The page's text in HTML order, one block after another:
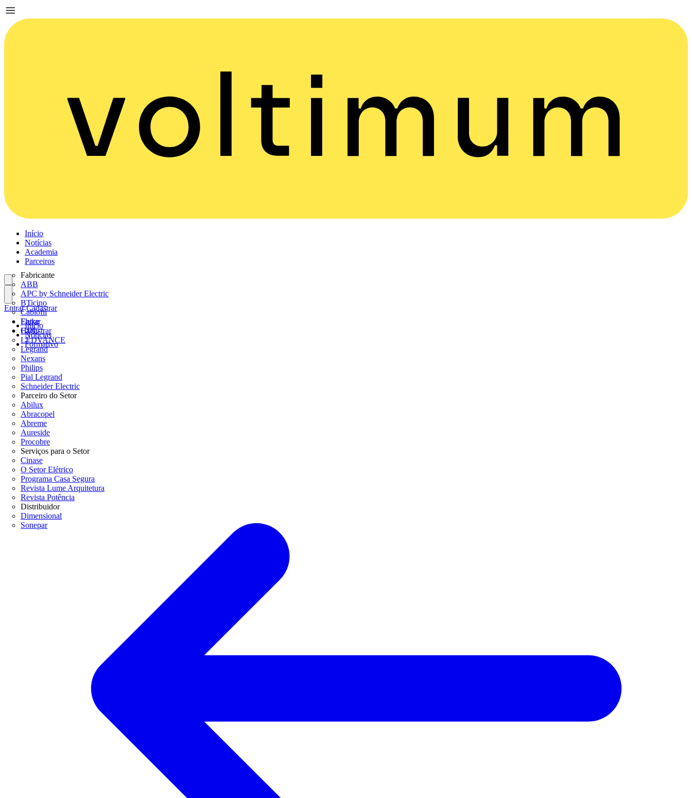
Início
Notícias
Academia
Parceiros
Fabricante
ABB
APC by Schneider Electric
BTicino
Cablofil
Fluke
HDL
LEDVANCE
Legrand
Nexans
Philips
Pial Legrand
Schneider Electric
Parceiro do Setor
Abilux
Abracopel
Abreme
Aureside
Procobre
Serviços para o Setor
Cinase
O Setor Elétrico
Programa Casa Segura
Revista Lume Arquitetura
Revista Potência
Distribuidor
Dimensional
Sonepar
Entrar
Cadastrar
Entrar Cadastrar
Início
Notícias
Formativo